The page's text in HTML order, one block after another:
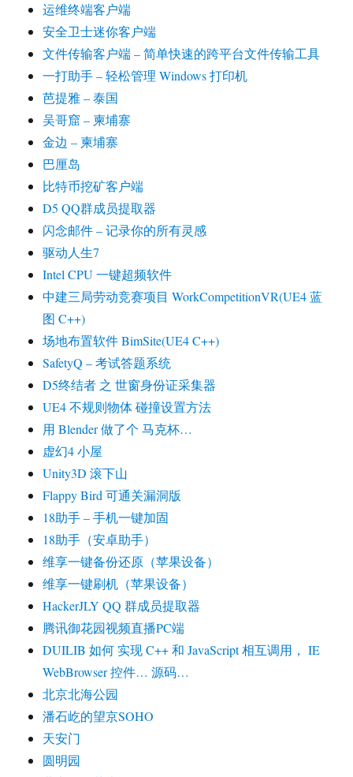
运维终端客户端
安全卫士迷你客户端
文件传输客户端 – 简单快速的跨平台文件传输工具
一打助手 – 轻松管理 Windows 打印机
芭提雅 – 泰国
吴哥窟 – 柬埔寨
金边 – 柬埔寨
巴厘岛
比特币挖矿客户端
D5 QQ群成员提取器
闪念邮件 – 记录你的所有灵感
驱动人生7
Intel CPU 一键超频软件
中建三局劳动竞赛项目 WorkCompetitionVR(UE4 蓝
图 C++)
场地布置软件 BimSite(UE4 C++)
SafetyQ – 考试答题系统
D5终结者 之 世窗身份证采集器
UE4 不规则物体 碰撞设置方法
用 Blender 做了个 马克杯…
虚幻4 小屋
Unity3D 滚下山
Flappy Bird 可通关漏洞版
18助手 – 手机一键加固
18助手（安卓助手）
维享一键备份还原（苹果设备）
维享一键刷机（苹果设备）
HackerJLY QQ 群成员提取器
腾讯御花园视频直播PC端
DUILIB 如何 实现 C++ 和 JavaScript 相互调用， IE
WebBrowser 控件… 源码…
北京北海公园
潘石屹的望京SOHO
天安门
圆明园